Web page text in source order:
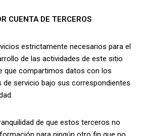
CUENTA DE TERCEROS
estrictamente necesarios para el
de las actividades de este sitio
que compartimos datos con los
de servicio bajo sus correspondientes
de que estos terceros no